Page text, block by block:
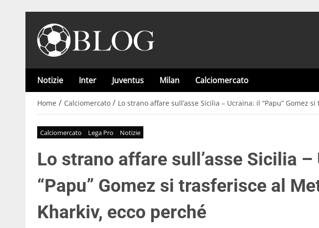
Notizie Inter Juventus Milan Calciomercato
Home / Calciomercato / Lo strano affare sull’asse Sicilia – Ucraina: il “Papu” Gomez
Calciomercato Lega Pro Notizie
Lo strano affare sull’asse Sicilia –
“Papu” Gomez si trasferisce al
Kharkiv, ecco perché